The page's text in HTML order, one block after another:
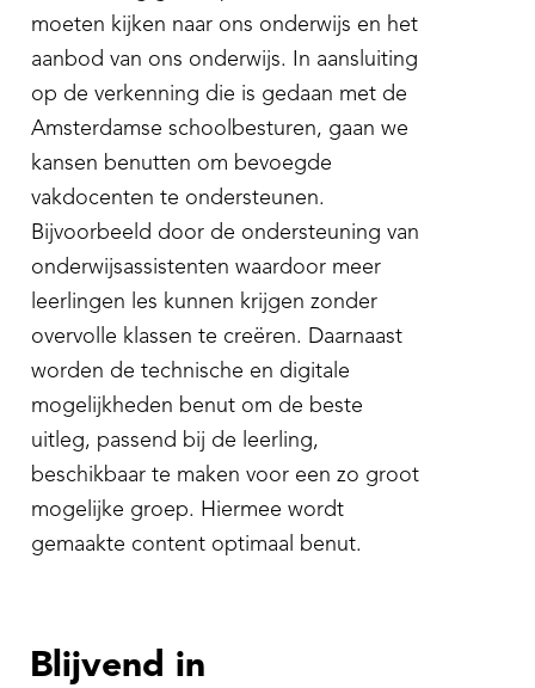
Blijvend in
moeten kijken naar ons onderwijs en het
aanbod van ons onderwijs. In aansluiting
op de verkenning die is gedaan met de
Amsterdamse schoolbesturen, gaan we
kansen benutten om bevoegde
vakdocenten te ondersteunen.
Bijvoorbeeld door de ondersteuning van
onderwijsassistenten waardoor meer
leerlingen les kunnen krijgen zonder
overvolle klassen te creëren. Daarnaast
worden de technische en digitale
mogelijkheden benut om de beste
uitleg, passend bij de leerling,
beschikbaar te maken voor een zo groot
mogelijke groep. Hiermee wordt
gemaakte content optimaal benut.